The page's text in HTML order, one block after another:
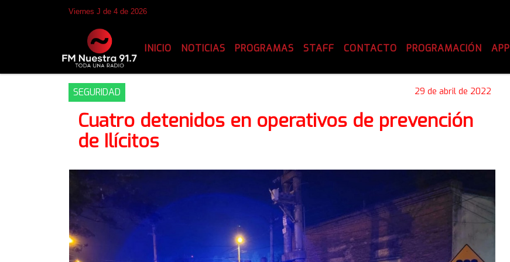
Viernes J de 4 de 2026
INICIO NOTICIAS PROGRAMAS STAFF CONTACTO PROGRAMACIÓN APP
SEGURIDAD 29 de abril de 2022
Cuatro detenidos en operativos de prevención
de Ilícitos